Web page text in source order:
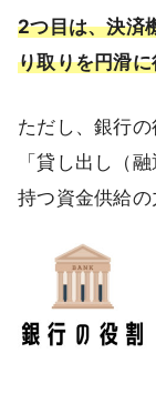
2つ目は、決済
り取りを円滑
ただし、銀行
「貸し出し（
持つ資金供給の